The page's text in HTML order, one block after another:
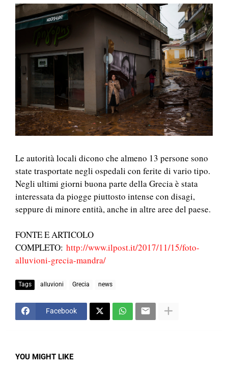
Le autorità locali dicono che almeno 13 persone sono
state trasportate negli ospedali con ferite di vario tipo.
Negli ultimi giorni buona parte della Grecia è stata
interessata da piogge piuttosto intense con disagi,
seppure di minore entità, anche in altre aree del paese.
FONTE E ARTICOLO
COMPLETO: http://www.ilpost.it/2017/11/15/foto-
alluvioni-grecia-mandra/
Tags alluvioni Grecia news
Facebook
YOU MIGHT LIKE